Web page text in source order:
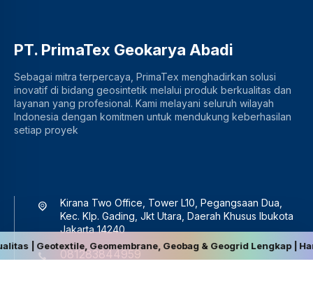
PT. PrimaTex Geokarya Abadi
Sebagai mitra terpercaya, PrimaTex menghadirkan solusi
inovatif di bidang geosintetik melalui produk berkualitas dan
layanan yang profesional. Kami melayani seluruh wilayah
Indonesia dengan komitmen untuk mendukung keberhasilan
setiap proyek
Kirana Two Office, Tower L10, Pegangsaan Dua,
Kec. Klp. Gading, Jkt Utara, Daerah Khusus Ibukota
Jakarta 14240
081283844959
Geomembrane, Geobag & Geogrid Lengkap | Harga